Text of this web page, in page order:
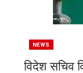
NEWS
विदेश सचिव